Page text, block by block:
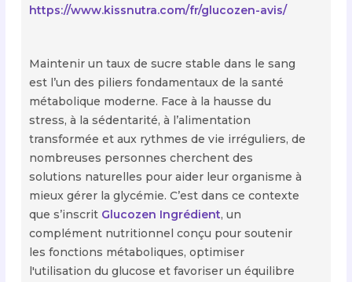
https://www.kissnutra.com/fr/glucozen-avis/
Maintenir un taux de sucre stable dans le sang
est l’un des piliers fondamentaux de la santé
métabolique moderne. Face à la hausse du
stress, à la sédentarité, à l’alimentation
transformée et aux rythmes de vie irréguliers, de
nombreuses personnes cherchent des
solutions naturelles pour aider leur organisme à
mieux gérer la glycémie. C’est dans ce contexte
que s’inscrit Glucozen Ingrédient, un
complément nutritionnel conçu pour soutenir
les fonctions métaboliques, optimiser
l'utilisation du glucose et favoriser un équilibre